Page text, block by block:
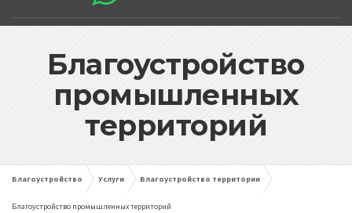
Благоустройство
промышленных
территорий
Благоустройство Услуги Благоустройство территории
Благоустройство промышленных территорий